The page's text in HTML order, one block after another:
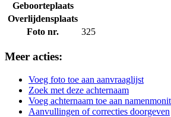
Geboorteplaats
Overlijdensplaats
Foto nr.
325
Meer acties:
Voeg foto toe aan aanvraaglijst
Zoek met deze achternaam
Voeg achternaam toe aan
Aanvullingen of correcties doorgeven